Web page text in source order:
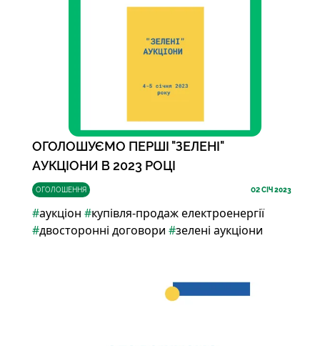
ОГОЛОШЕННЯ 02СІЧ 2023
ОГОЛОШУЄМО ПЕРШІ "ЗЕЛЕНІ"
АУКЦІОНИ В 2023 РОЦІ
#аукціон #купівля-продаж електроенергії
#двосторонні договори #зелені аукціони